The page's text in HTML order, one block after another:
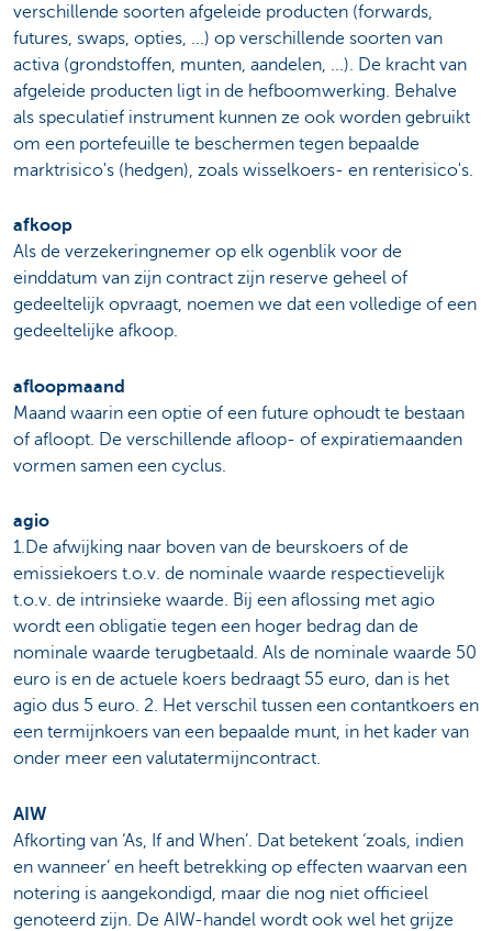
verschillende soorten afgeleide producten (forwards,
futures, swaps, opties, ...) op verschillende soorten van
activa (grondstoffen, munten, aandelen, ...). De kracht van
afgeleide producten ligt in de hefboomwerking. Behalve
als speculatief instrument kunnen ze ook worden gebruikt
om een portefeuille te beschermen tegen bepaalde
marktrisico's (hedgen), zoals wisselkoers- en renterisico's.
afkoop
Als de verzekeringnemer op elk ogenblik voor de
einddatum van zijn contract zijn reserve geheel of
gedeeltelijk opvraagt, noemen we dat een volledige of een
gedeeltelijke afkoop.
afloopmaand
Maand waarin een optie of een future ophoudt te bestaan
of afloopt. De verschillende afloop- of expiratiemaanden
vormen samen een cyclus.
agio
1.De afwijking naar boven van de beurskoers of de
emissiekoers t.o.v. de nominale waarde respectievelijk
t.o.v. de intrinsieke waarde. Bij een aflossing met agio
wordt een obligatie tegen een hoger bedrag dan de
nominale waarde terugbetaald. Als de nominale waarde 50
euro is en de actuele koers bedraagt 55 euro, dan is het
agio dus 5 euro. 2. Het verschil tussen een contantkoers en
een termijnkoers van een bepaalde munt, in het kader van
onder meer een valutatermijncontract.
AIW
Afkorting van ‘As, If and When’. Dat betekent ‘zoals, indien
en wanneer’ en heeft betrekking op effecten waarvan een
notering is aangekondigd, maar die nog niet officieel
genoteerd zijn. De AIW-handel wordt ook wel het grijze